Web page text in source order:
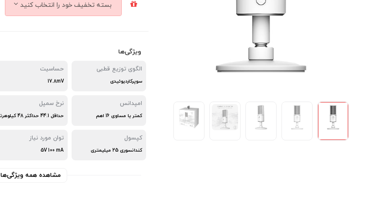
بسته تخفیف خود را انتخاب کنید
ویژگی‌ها
الگوی توزیع قطبی
سوپرکاردیوئیدی
حساسیت
17.8mV
امپدانس
کمتر یا مساوی 16 اهم
نرخ سمپل
حداقل 44.1 حداکثر 48 کیلوهرتز
کپسول
کندانسوری 25 میلیمتری
توان مورد نیاز
5V 100 mA
مشاهده همه ویژگی‌ها